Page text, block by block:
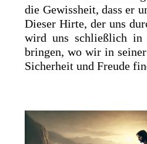
die Gewissheit, dass er
Dieser Hirte, der uns
wird uns schließlich in
bringen, wo wir in
Sicherheit und Freude